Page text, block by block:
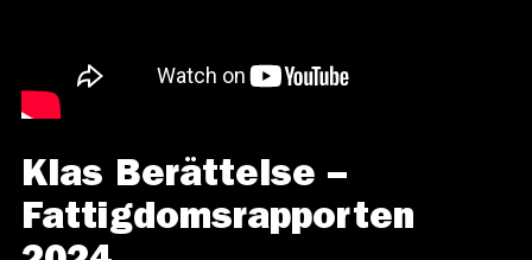
Klas Berättelse –
Fattigdomsrapporten